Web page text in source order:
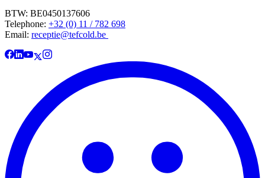
BTW: BE0450137606
Telephone: +32 (0) 11 / 782 698
Email: receptie@tefcold.be